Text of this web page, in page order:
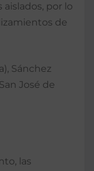
por lo
de
Sánchez
José de
las